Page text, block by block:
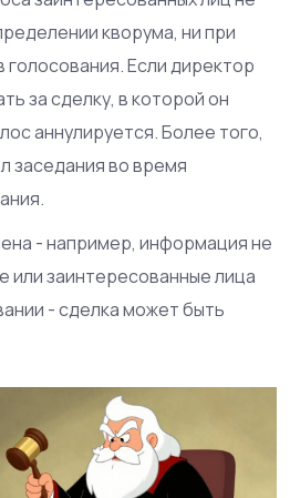
кворума, ни при
Если директор
за сделку, в которой он
аннулируется. Более того,
заседания во время
- например, информация не
или заинтересованные лица
- сделка может быть